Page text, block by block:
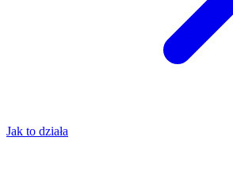
Jak to działa